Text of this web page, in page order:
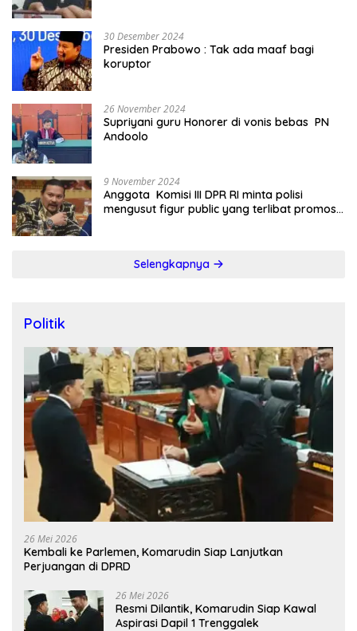
30 Desember 2024
Presiden Prabowo : Tak ada maaf bagi
koruptor
26 November 2024
Supriyani guru Honorer di vonis bebas PN
Andoolo
9 November 2024
Anggota Komisi III DPR RI minta polisi
mengusut figur public yang terlibat promosi
Selengkapnya
Politik
26 Mei 2026
Kembali ke Parlemen, Komarudin Siap Lanjutkan
Perjuangan di DPRD
26 Mei 2026
Resmi Dilantik, Komarudin Siap Kawal
Aspirasi Dapil 1 Trenggalek